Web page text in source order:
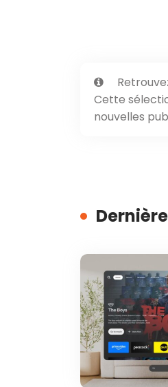
Cette
nouvelles